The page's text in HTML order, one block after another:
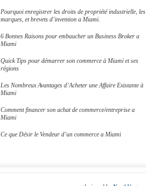
Pourquoi enregistrer les droits de propriété industrielle, les
marques, et brevets d’invention a Miami.
6 Bonnes Raisons pour embaucher un Business Broker a
Miami
Quick Tips pour démarrer son commerce à Miami et ses
régions
Les Nombreux Avantages d’Acheter une Affaire Existante à
Miami
Comment financer son achat de commerce/entreprise a
Miami
Ce que Désir le Vendeur d’un commerce a Miami